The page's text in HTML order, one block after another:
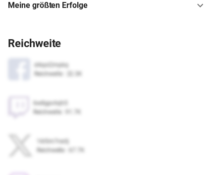
Meine größten Erfolge
Reichweite
d4qol2mpkq
Reichweite
22.3K
6w8gpvtxjh5
Reichweite
16l5m7roctj
Reichweite